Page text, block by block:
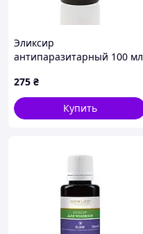
Эликсир
антипаразитарный 100 мл
275 ₴
Купить